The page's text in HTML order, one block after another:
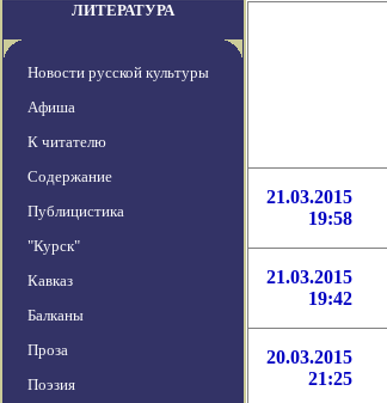
ЛИТЕРАТУРА
Новости русской культуры
Афиша
К читателю
Содержание
Публицистика
"Курск"
Кавказ
Балканы
Проза
Поэзия
21.03.2015
19:58
21.03.2015
19:42
20.03.2015
21:25